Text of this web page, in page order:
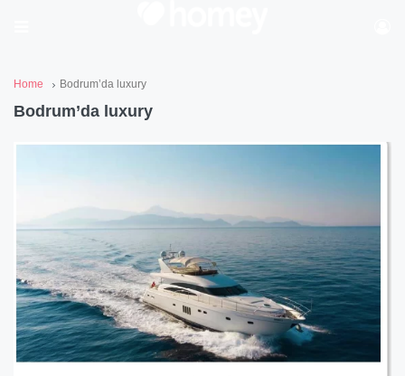
Home Bodrum’da luxury
Bodrum’da luxury